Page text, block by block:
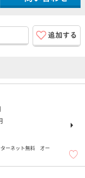
ーネット無料 オー